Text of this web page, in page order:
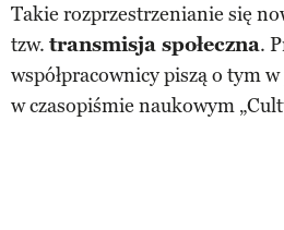
Takie rozprzestrzenianie się
tzw. transmisja społeczna.
współpracownicy piszą o tym
w czasopiśmie naukowym